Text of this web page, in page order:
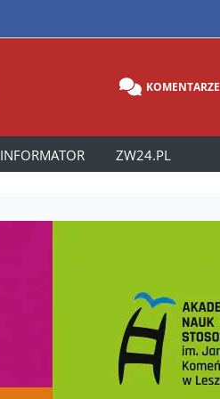
KOMENTARZE
INFORMATOR ZW24.PL